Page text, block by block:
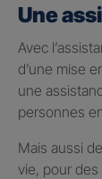
Une
Avec
d’une mise
une
personnes
Mais aussi
vie, pour